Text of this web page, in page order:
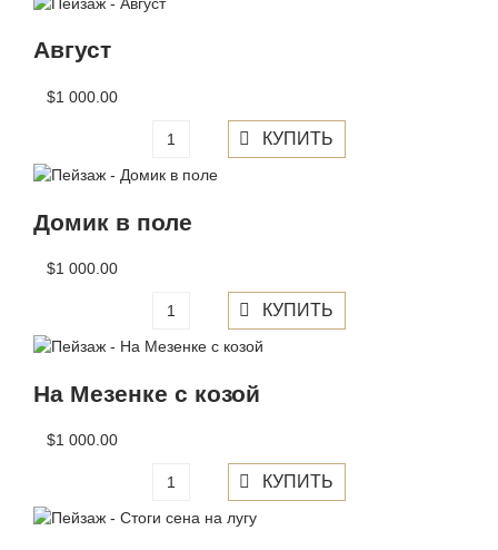
Август
$1 000.00
Домик в поле
$1 000.00
На Мезенке с козой
$1 000.00